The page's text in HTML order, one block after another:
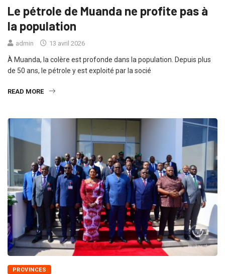
Le pétrole de Muanda ne profite pas à
la population
admin 13 avril 2026
À Muanda, la colère est profonde dans la population. Depuis plus
de 50 ans, le pétrole y est exploité par la socié
READ MORE
PROVINCES